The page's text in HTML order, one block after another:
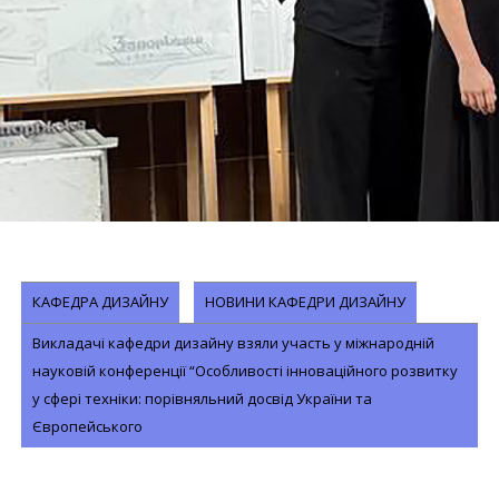
КАФЕДРА ДИЗАЙНУ НОВИНИ КАФЕДРИ ДИЗАЙНУ
Викладачі кафедри дизайну взяли участь у міжнародній
науковій конференції “Особливості інноваційного розвитку
у сфері техніки: порівняльний досвід України та
Європейського